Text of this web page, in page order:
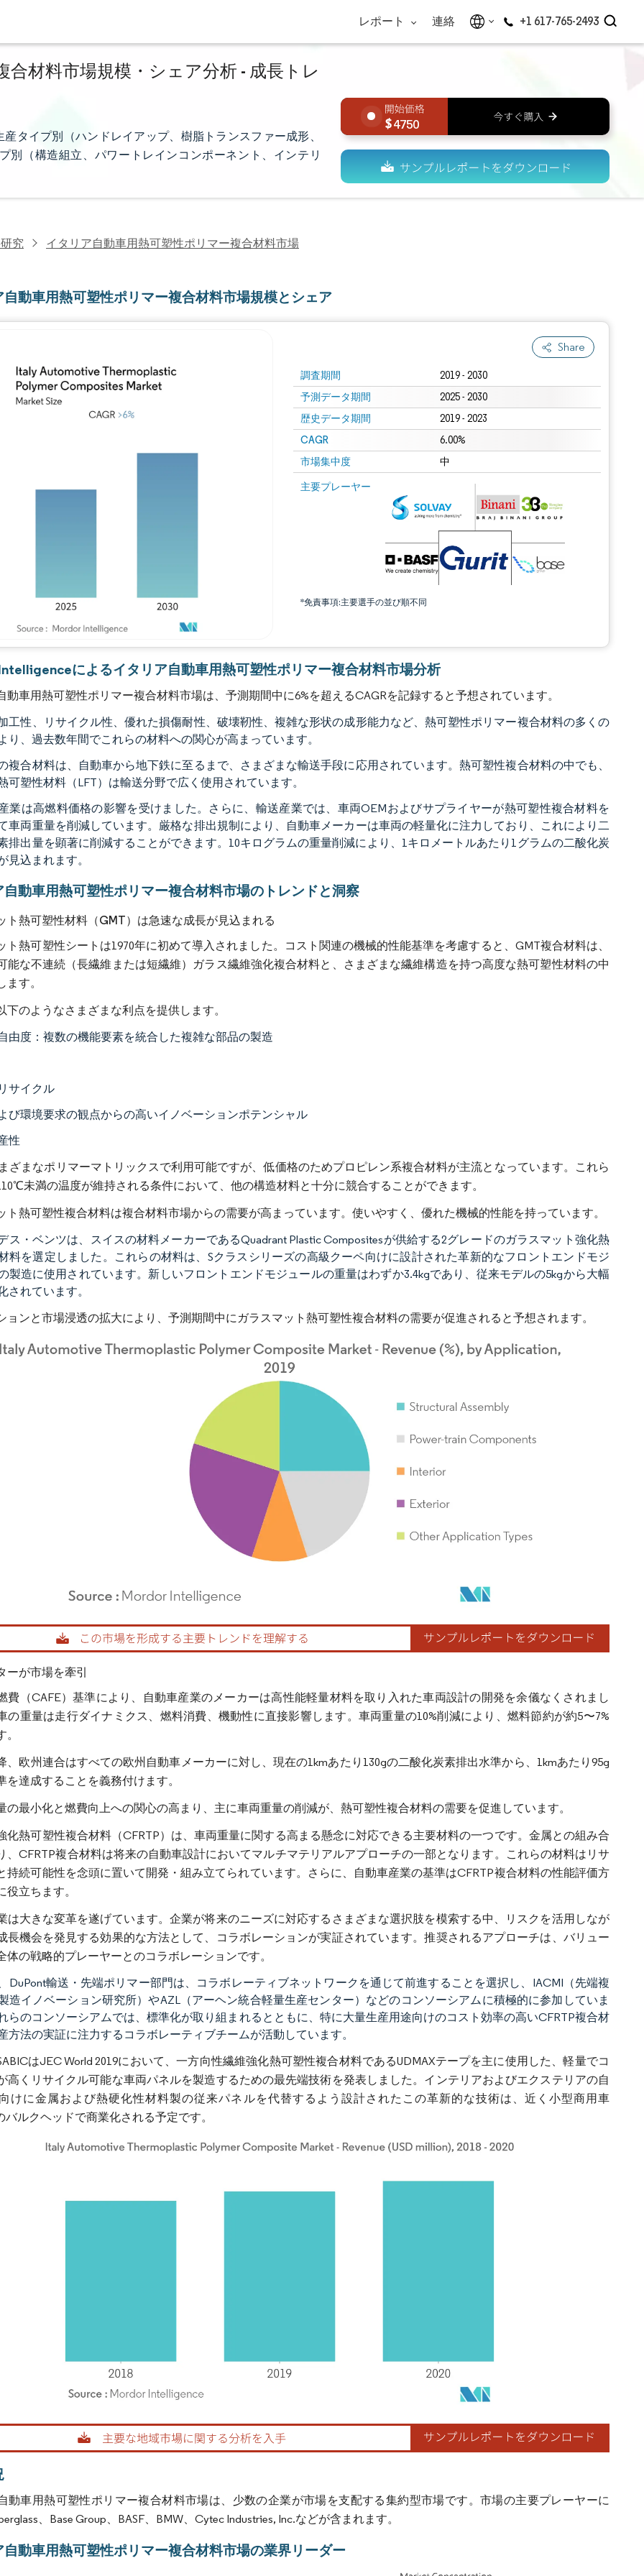
レポート 連絡 +1 617-765-2493
材料市場規模・シェア分析 - 成長トレ
タイプ別（ハンドレイアップ、樹脂トランスファー成形、
別（構造組立、パワートレインコンポーネント、インテリ
4750
究 イタリア自動車用熱可塑性ポリマー複合材料市場
自動車用熱可塑性ポリマー複合材料市場規模とシェア
Share
調査期間 2019 - 2030
予測データ期間 2025 - 2030
歴史データ期間 2019 - 2023
CAGR 6.00%
市場集中度 中
主要プレーヤー
*免責事項:主要選手の並び順不同
によるイタリア自動車用熱可塑性ポリマー複合材料市場分析
動車用熱可塑性ポリマー複合材料市場は、予測期間中に6%を超えるCAGRを記録すると予想されています。
工性、リサイクル性、優れた損傷耐性、破壊靭性、複雑な形状の成形能力など、熱可塑性ポリマー複合材料の多くの
り、過去数年間でこれらの材料への関心が高まっています。
複合材料は、自動車から地下鉄に至るまで、さまざまな輸送手段に応用されています。熱可塑性複合材料の中でも、
可塑性材料（LFT）は輸送分野で広く使用されています。
業は高燃料価格の影響を受けました。さらに、輸送産業では、車両OEMおよびサプライヤーが熱可塑性複合材料を
車両重量を削減しています。厳格な排出規制により、自動車メーカーは車両の軽量化に注力しており、これにより二
排出量を顕著に削減することができます。10キログラムの重量削減により、1キロメートルあたり1グラムの二酸化炭
見込まれます。
自動車用熱可塑性ポリマー複合材料市場のトレンドと洞察
ト熱可塑性材料（GMT）は急速な成長が見込まれる
ト熱可塑性シートは1970年に初めて導入されました。コスト関連の機械的性能基準を考慮すると、GMT複合材料は、
能な不連続（長繊維または短繊維）ガラス繊維強化複合材料と、さまざまな繊維構造を持つ高度な熱可塑性材料の中
ます。
下のようなさまざまな利点を提供します。
由度：複数の機能要素を統合した複雑な部品の製造
サイクル
び環境要求の観点からの高いイノベーションポテンシャル
性
ざまなポリマーマトリックスで利用可能ですが、低価格のためプロピレン系複合材料が主流となっています。これら
未満の温度が維持される条件において、他の構造材料と十分に競合することができます。
ト熱可塑性複合材料は複合材料市場からの需要が高まっています。使いやすく、優れた機械的性能を持っています。
ス・ベンツは、スイスの材料メーカーであるQuadrant Plastic Compositesが供給する2グレードのガラスマット強化熱
料を選定しました。これらの材料は、Sクラスシリーズの高級クーペ向けに設計された革新的なフロントエンドモジ
製造に使用されています。新しいフロントエンドモジュールの重量はわずか3.4kgであり、従来モデルの5kgから大幅
されています。
ョンと市場浸透の拡大により、予測期間中にガラスマット熱可塑性複合材料の需要が促進されると予想されます。
Intelligence。再利用にはCC BY 4.0の表示が必要です。
ーが市場を牽引
費（CAFE）基準により、自動車産業のメーカーは高性能軽量材料を取り入れた車両設計の開発を余儀なくされまし
の重量は走行ダイナミクス、燃料消費、機動性に直接影響します。車両重量の10%削減により、燃料節約が約5〜7%
、欧州連合はすべての欧州自動車メーカーに対し、現在の1kmあたり130gの二酸化炭素排出水準から、1kmあたり95g
を達成することを義務付けます。
の最小化と燃費向上への関心の高まり、主に車両重量の削減が、熱可塑性複合材料の需要を促進しています。
化熱可塑性複合材料（CFRTP）は、車両重量に関する高まる懸念に対応できる主要材料の一つです。金属との組み合
、CFRTP複合材料は将来の自動車設計においてマルチマテリアルアプローチの一部となります。これらの材料はリサ
持続可能性を念頭に置いて開発・組み立てられています。さらに、自動車産業の基準はCFRTP複合材料の性能評価方
役立ちます。
は大きな変革を遂げています。企業が将来のニーズに対応するさまざまな選択肢を模索する中、リスクを活用しなが
長機会を発見する効果的な方法として、コラボレーションが実証されています。推奨されるアプローチは、バリュー
体の戦略的プレーヤーとのコラボレーションです。
DuPont輸送・先端ポリマー部門は、コラボレーティブネットワークを通じて前進することを選択し、IACMI（先端複
造イノベーション研究所）やAZL（アーヘン統合軽量生産センター）などのコンソーシアムに積極的に参加していま
らのコンソーシアムでは、標準化が取り組まれるとともに、特に大量生産用途向けのコスト効率の高いCFRTP複合材
方法の実証に注力するコラボレーティブチームが活動しています。
はJEC World 2019において、一方向性繊維強化熱可塑性複合材料であるUDMAXテープを主に使用した、軽量でコ
高くリサイクル可能な車両パネルを製造するための最先端技術を発表しました。インテリアおよびエクステリアの自
けに金属および熱硬化性材料製の従来パネルを代替するよう設計されたこの革新的な技術は、近く小型商用車
バルクヘッドで商業化される予定です。
Intelligence。再利用にはCC BY 4.0の表示が必要です。
動車用熱可塑性ポリマー複合材料市場は、少数の企業が市場を支配する集約型市場です。市場の主要プレーヤーに
、Base Group、BASF、BMW、Cytec Industries, Inc.などが含まれます。
自動車用熱可塑性ポリマー複合材料市場の業界リーダー